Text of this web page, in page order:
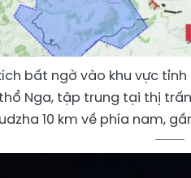
bất ngờ vào khu vực
Nga, tập trung tại thị
10 km về phía nam,